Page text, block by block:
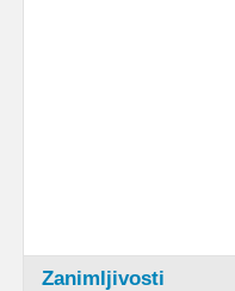
Zanimljivosti